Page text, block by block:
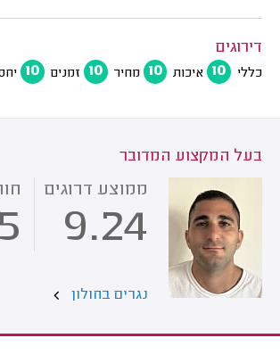
דירוגים
כללי 10 איכות 10 מחיר 10 זמנים 10
בעל המקצוע המדובר
ממוצע דרוגים
9.24
נגרים בחולון